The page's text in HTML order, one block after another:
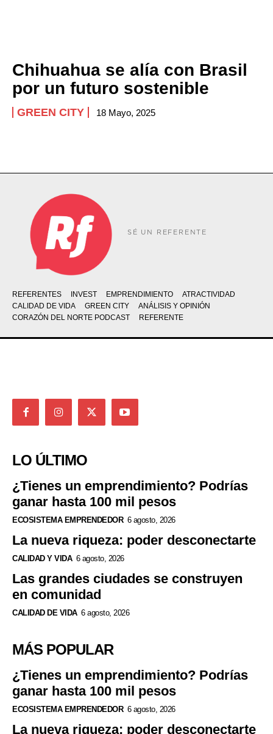
Chihuahua se alía con Brasil
por un futuro sostenible
GREEN CITY 18 Mayo, 2025
SÉ UN REFERENTE
REFERENTES INVEST EMPRENDIMIENTO
ATRACTIVIDAD
CALIDAD DE VIDA
GREEN CITY
ANÁLISIS Y OPINIÓN
CORAZÓN DEL NORTE PODCAST
REFERENTE
LO ÚLTIMO
¿Tienes un emprendimiento? Podrías
ganar hasta 100 mil pesos
ECOSISTEMA EMPRENDEDOR 6 agosto, 2026
La nueva riqueza: poder desconectarte
CALIDAD Y VIDA 6 agosto, 2026
Las grandes ciudades se construyen
en comunidad
CALIDAD DE VIDA 6 agosto, 2026
MÁS POPULAR
¿Tienes un emprendimiento? Podrías
ganar hasta 100 mil pesos
ECOSISTEMA EMPRENDEDOR 6 agosto, 2026
La nueva riqueza: poder desconectarte